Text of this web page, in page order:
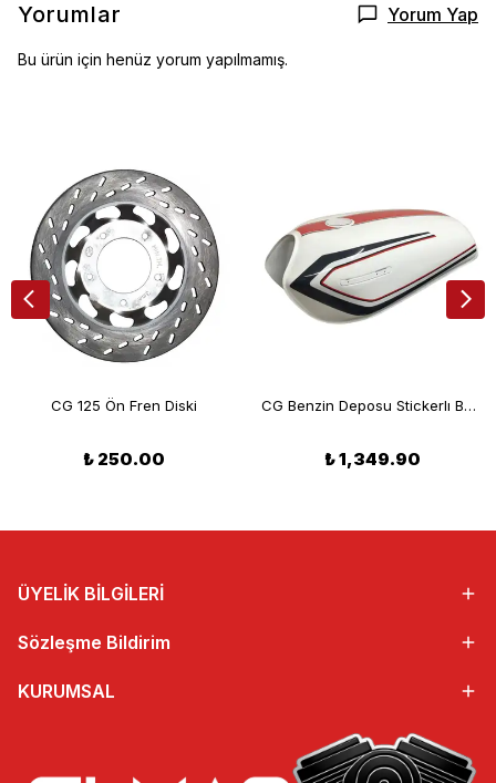
Yorumlar Yorum Yap
Bu ürün için henüz yorum yapılmamış.
CG 125 Ön Fren Diski
₺ 250.00
CG Benzin Deposu Stickerlı Beyaz
₺ 1,349.90
ÜYELİK BİLGİLERİ
Sözleşme Bildirim
KURUMSAL